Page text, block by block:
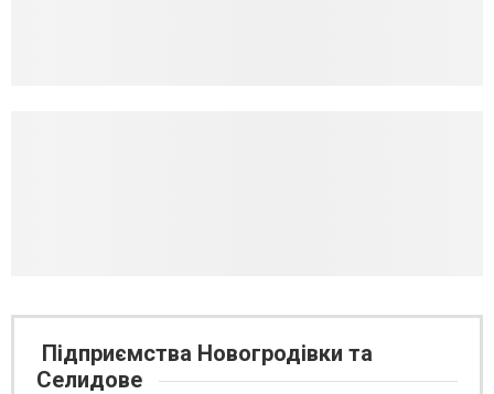
Підприємства Новогродівки та
Селидове